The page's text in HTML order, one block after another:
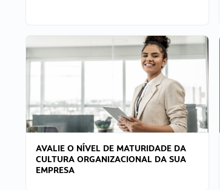
AVALIE O NÍVEL DE MATURIDADE DA
CULTURA ORGANIZACIONAL DA SUA
EMPRESA